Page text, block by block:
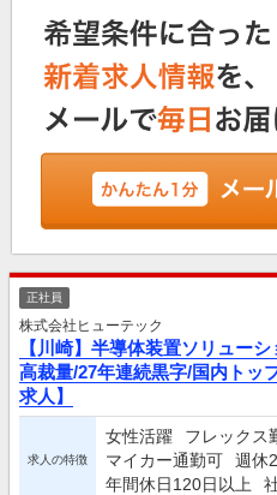
正社員
株式会社ヒューテック
【川崎】半導体装置ソリュー
高裁量/27年連続黒字/国内トッ
求人】
求人の特徴
女性活躍 フレックス
マイカー通勤可
週休
年間休日120日以上